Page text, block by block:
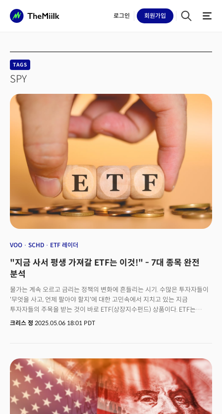
로그인 회원가입
TAGS
SPY
VOO SCHD ETF 레이더
"지금 사서 평생 가져갈 ETF는 이것!" - 7대 종목 완전
분석
물가는 계속 오르고 금리는 정책의 변화에 흔들리는 시기. 수많은 투자자들이
'무엇을 사고, 언제 팔아야 할지'에 대한 고민속에서 지치고 있는 지금
투자자들의 주목을 받는 것이 바로 ETF(상장지수펀드) 상품이다. ETF는
S&P500이나 나스닥과 같은 특정 지수나 섹터를 추종하면서도 낮은 수수료,
기회로 인식하면서 ETF로 막대한 자금이 흘러들고 있다. 실제 블룸버그
데이터에 따르면 S&P500을 추종하는 세계에서 가장 큰 ETF 상품 중 하나로
인식되는 VOO(Vanguard S&P500 ETF)에는 지난 한 달 동안 약 210억
달러의 자금이 유입되며 사상 최대의 월간 자금 흐름을 기록했다.
자산운용사들은 이제 다양한 테마와 전략에 맞는 ETF를 출시하고 있고
투자자들은 복잡한 기업 분석 없이도 경제 성장과 기술의 혁신, 그리고 글로벌
크리스 정 2025.05.06 18:01 PDT